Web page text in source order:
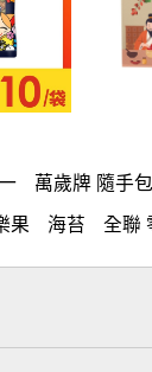
萬歲牌 隨手包
果 海苔 全聯
合纖果 堅穀力
栗 腰果 高蛋